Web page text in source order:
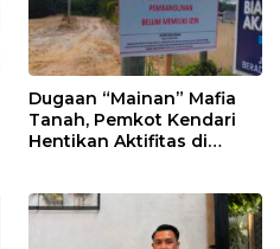
Dugaan “Mainan” Mafia
Tanah, Pemkot Kendari
Hentikan Aktifitas di